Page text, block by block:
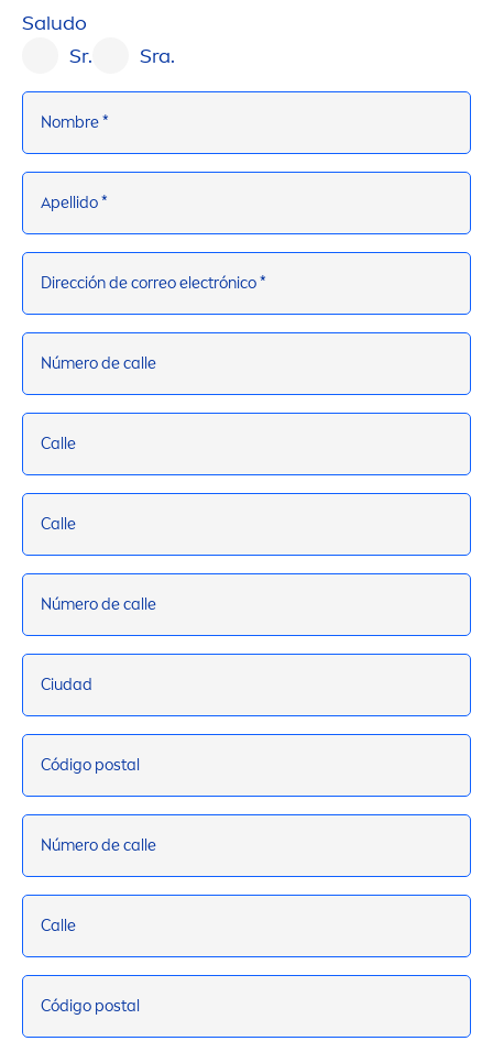
Saludo
Sr.
Sra.
Nombre *
Apellido *
Dirección de correo electrónico *
Número de calle
Calle
Calle
Número de calle
Ciudad
Código postal
Número de calle
Calle
Código postal